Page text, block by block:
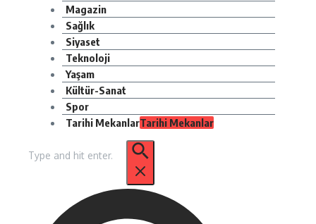
Magazin
Sağlık
Siyaset
Teknoloji
Yaşam
Kültür-Sanat
Spor
Tarihi MekanlarTarihi Mekanlar